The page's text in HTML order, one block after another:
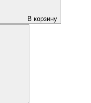
В корзину